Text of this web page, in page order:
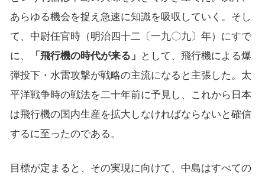
あらゆる機会を捉え急速に知識を吸収していく。そし
て、中尉任官時（明治四十二〔一九〇九〕年）にすで
に、
「飛行機の時代が来る」
として、飛行機による爆
弾投下・水雷攻撃が戦略の主流になると主張した。太
平洋戦争時の戦法を二十年前に予見し、これから日本
は飛行機の国内生産を拡大しなければならないと確信
するに至ったのである。
目標が定まると、その実現に向けて、中島はすべての